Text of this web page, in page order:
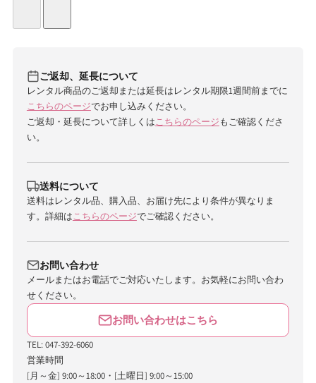
ご返却、延長について
レンタル商品のご返却または延長はレンタル期限1週間前までに
こちらのページでお申し込みください。
ご返却・延長について詳しくはこちらのページもご確認くださ
い。
送料について
送料はレンタル品、購入品、お届け先により条件が異なりま
す。詳細はこちらのページでご確認ください。
お問い合わせ
メールまたはお電話でご対応いたします。お気軽にお問い合わ
せください。
お問い合わせはこちら
TEL: 047-392-6060
営業時間
[月～金] 9:00～18:00・[土曜日] 9:00～15:00